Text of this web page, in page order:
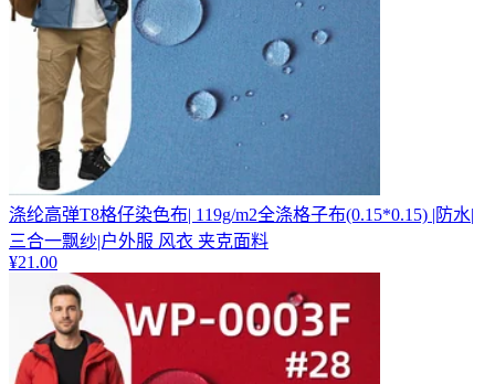
涤纶高弹T8格仔染色布| 119g/m2全涤格子布(0.15*0.15) |防水|
三合一飘纱|户外服 风衣 夹克面料
¥21.00